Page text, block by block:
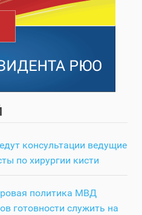
консультации ведущие
по хирургии кисти
политика МВД
готовности служить на